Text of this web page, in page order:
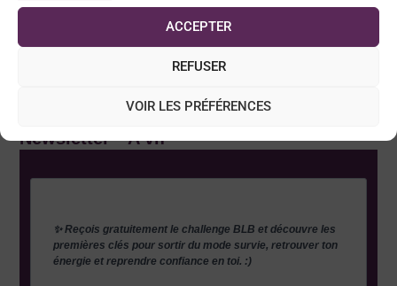
ACCEPTER
REFUSER
VOIR LES PRÉFÉRENCES
Conditions Générales de Ventes
Newsletter " A vif "
✨ Reçois gratuitement le challenge BLB et découvre les
premières clés pour sortir du mode survie, retrouver ton
énergie et reprendre confiance en toi. :)